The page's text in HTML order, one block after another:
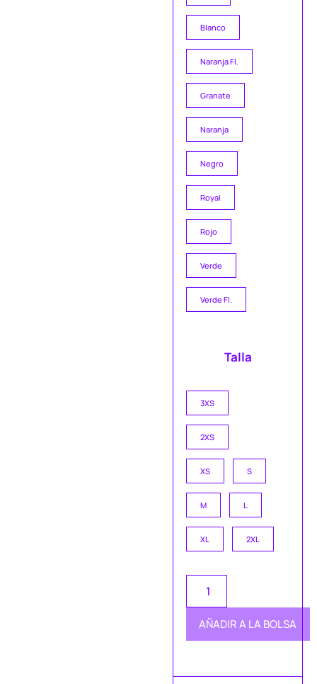
Blanco
Naranja Fl.
Granate
Naranja
Negro
Royal
Rojo
Verde
Verde Fl.
Talla
3XS
2XS
XS S
M L
XL 2XL
AÑADIR A LA BOLSA